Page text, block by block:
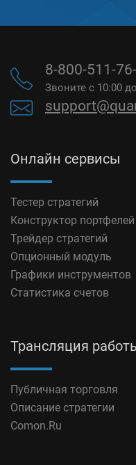
8-800-511-
Звоните с 10:00
Онлайн сервисы
Тестер стратегий
Конструктор портфелей
Трейдер стратегий
Опционный модуль
Графики инструментов
Статистика счетов
Трансляция
Публичная торговля
Описание стратегии
Comon.Ru